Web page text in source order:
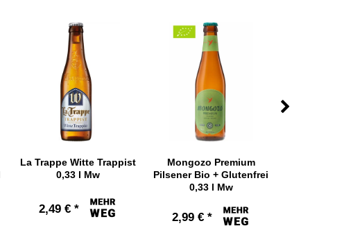
La Trappe Witte Trappist
0,33 l Mw
2,49 € *
Mongozo Premium
Pilsener Bio + Glutenfrei
0,33 l Mw
2,99 € *